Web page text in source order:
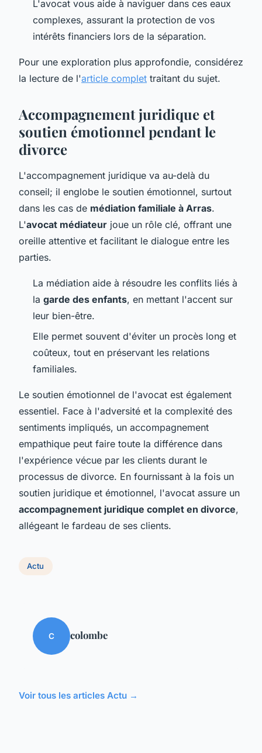
L'avocat vous aide à naviguer dans ces eaux
complexes, assurant la protection de vos
intérêts financiers lors de la séparation.
Pour une exploration plus approfondie, considérez
la lecture de l'article complet traitant du sujet.
Accompagnement juridique et
soutien émotionnel pendant le
divorce
L'accompagnement juridique va au-delà du
conseil; il englobe le soutien émotionnel, surtout
dans les cas de médiation familiale à Arras.
L'avocat médiateur joue un rôle clé, offrant une
oreille attentive et facilitant le dialogue entre les
parties.
La médiation aide à résoudre les conflits liés à
la garde des enfants, en mettant l'accent sur
leur bien-être.
Elle permet souvent d'éviter un procès long et
coûteux, tout en préservant les relations
familiales.
Le soutien émotionnel de l'avocat est également
essentiel. Face à l'adversité et la complexité des
sentiments impliqués, un accompagnement
empathique peut faire toute la différence dans
l'expérience vécue par les clients durant le
processus de divorce. En fournissant à la fois un
soutien juridique et émotionnel, l'avocat assure un
accompagnement juridique complet en divorce,
allégeant le fardeau de ses clients.
Actu
C colombe
Voir tous les articles Actu →